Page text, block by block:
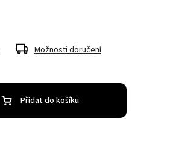
Možnosti doručení
Přidat do košíku